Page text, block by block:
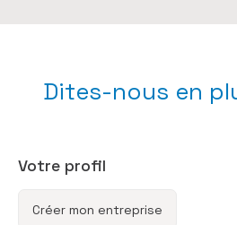
Dites-nous en
Votre profil
Créer mon entreprise